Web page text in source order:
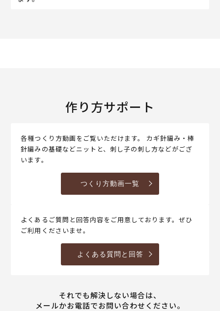
作り方サポート
各種つくり方動画をご覧いただけます。 カギ針編み・棒
針編みの基礎などニットと、刺し子の刺し方などがござ
います。
つくり方動画一覧
よくあるご質問と回答内容をご用意しております。ぜひ
ご利用くださいませ。
よくある質問と回答
それでも解決しない場合は、
メールかお電話でお問い合わせください。